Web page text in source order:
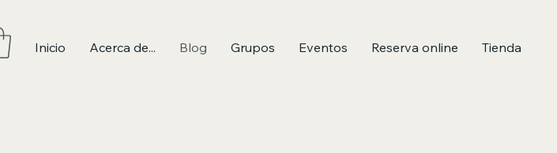
Inicio Acerca de... Blog Grupos Eventos Reserva online Tienda